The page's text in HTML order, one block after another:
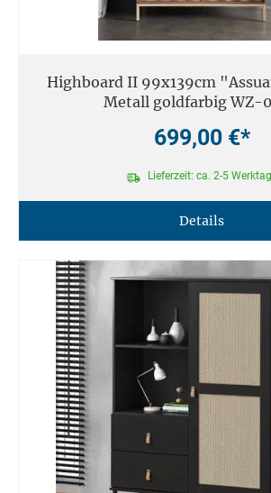
Highboard II 99x139cm
Metall goldfarbig WZ-
699,00 €*
Lieferzeit: ca. 2-5
Details